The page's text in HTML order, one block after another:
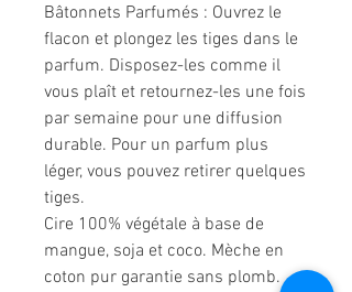
Bâtonnets Parfumés : Ouvrez le
flacon et plongez les tiges dans le
parfum. Disposez-les comme il
vous plaît et retournez-les une fois
par semaine pour une diffusion
durable. Pour un parfum plus
léger, vous pouvez retirer quelques
tiges.
Cire 100% végétale à base de
mangue, soja et coco. Mèche en
coton pur garantie sans plomb.